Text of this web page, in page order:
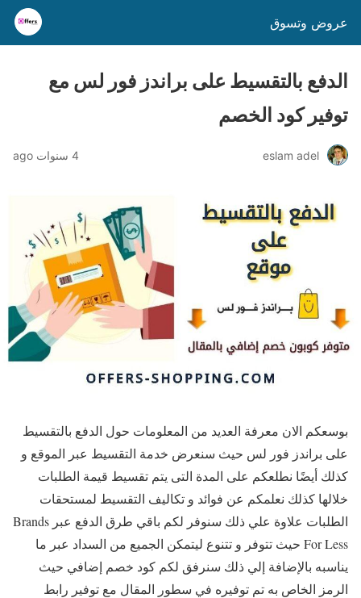
عروض وتسوق
الدفع بالتقسيط على براندز فور لس مع
توفير كود الخصم
eslam adel 4 سنوات ago
بوسعكم الان معرفة العديد من المعلومات حول الدفع بالتقسيط
على براندز فور لس حيث سنعرض خدمة التقسيط عبر الموقع و
كذلك أيضًا نطلعكم على المدة التى يتم تقسيط قيمة الطلبات
خلالها كذلك نعلمكم عن فوائد و تكاليف التقسيط لمستحقات
الطلبات علاوة علي ذلك سنوفر لكم باقي طرق الدفع عبر Brands
For Less حيث تتوفر و تتنوع ليتمكن الجميع من السداد عبر ما
يناسبه بالإضافة إلي ذلك سنرفق لكم كود خصم إضافي حيث
الرمز الخاص به تم توفيره في سطور المقال مع توفير رابط